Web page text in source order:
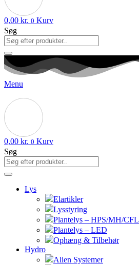
0,00 kr. 0 Kurv
Søg
Menu
0,00 kr. 0 Kurv
Søg
Lys
Elartikler
Lysstyring
Plantelys – HPS/MH/CFL
Plantelys – LED
Ophæng & Tilbehør
Hydro
Alien Systemer